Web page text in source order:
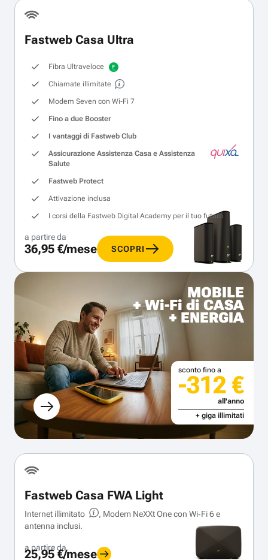
Fastweb Casa Ultra
Fibra Ultraveloce
Chiamate illimitate
Modem Seven con Wi‑Fi 7
Fino a due Booster
I vantaggi di Fastweb Club
Assicurazione Assistenza Casa e Assistenza
Salute
Fastweb Protect
Attivazione inclusa
I corsi della Fastweb Digital Academy per il tuo futuro
a partire da
36,95 €/mese SCOPRI
MOBILE
+ Wi-Fi di CASA
+ ENERGIA
sconto fino a
-312 €
all'anno
+ giga illimitati
Fastweb Casa FWA Light
Internet illimitato
, Modem NeXXt One con Wi‑Fi 6 e
antenna inclusi.
a partire da
25,95 €/mese